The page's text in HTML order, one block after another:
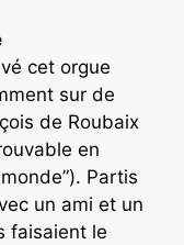
cet orgue
sur de
de Roubaix
en
Partis
un ami et un
faisaient le